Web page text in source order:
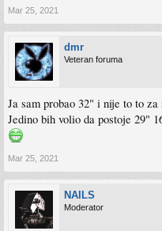
Mar 25, 2021
dmr
Veteran foruma
Ja sam probao 32" i nije to to
Jedino bih volio da postoje 29"
Mar 25, 2021
NAILS
Moderator